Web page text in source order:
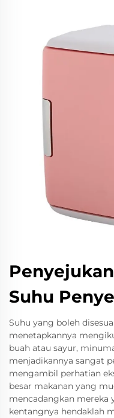
Suhu
Suhu yang boleh
menetapkannya
buah atau sayur,
menjadikannya sangat
mengambil perhatian
besar makanan yang
mencadangkan mereka
kentangnya hendaklah